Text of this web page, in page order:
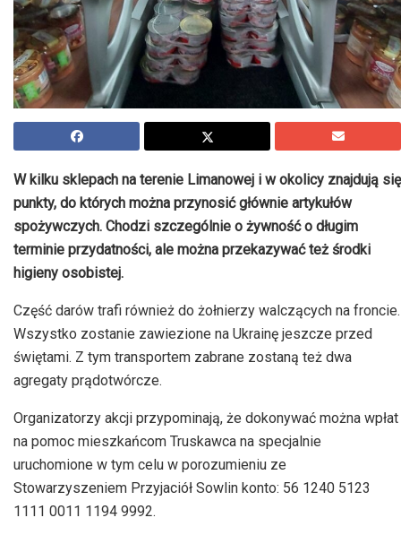
W kilku sklepach na terenie Limanowej i w okolicy znajdują się
punkty, do których można przynosić głównie artykułów
spożywczych. Chodzi szczególnie o żywność o długim
terminie przydatności, ale można przekazywać też środki
higieny osobistej.
Część darów trafi również do żołnierzy walczących na froncie.
Wszystko zostanie zawiezione na Ukrainę jeszcze przed
świętami. Z tym transportem zabrane zostaną też dwa
agregaty prądotwórcze.
Organizatorzy akcji przypominają, że dokonywać można wpłat
na pomoc mieszkańcom Truskawca na specjalnie
uruchomione w tym celu w porozumieniu ze
Stowarzyszeniem Przyjaciół Sowlin konto: 56 1240 5123
1111 0011 1194 9992.